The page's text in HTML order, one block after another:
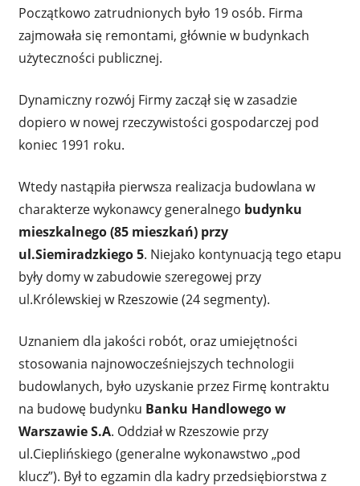
Początkowo zatrudnionych było 19 osób. Firma
zajmowała się remontami, głównie w budynkach
użyteczności publicznej.
Dynamiczny rozwój Firmy zaczął się w zasadzie
dopiero w nowej rzeczywistości gospodarczej pod
koniec 1991 roku.
Wtedy nastąpiła pierwsza realizacja budowlana w
charakterze wykonawcy generalnego budynku
mieszkalnego (85 mieszkań) przy
ul.Siemiradzkiego 5. Niejako kontynuacją tego etapu
były domy w zabudowie szeregowej przy
ul.Królewskiej w Rzeszowie (24 segmenty).
Uznaniem dla jakości robót, oraz umiejętności
stosowania najnowocześniejszych technologii
budowlanych, było uzyskanie przez Firmę kontraktu
na budowę budynku Banku Handlowego w
Warszawie S.A. Oddział w Rzeszowie przy
ul.Cieplińskiego (generalne wykonawstwo „pod
klucz”). Był to egzamin dla kadry przedsiębiorstwa z